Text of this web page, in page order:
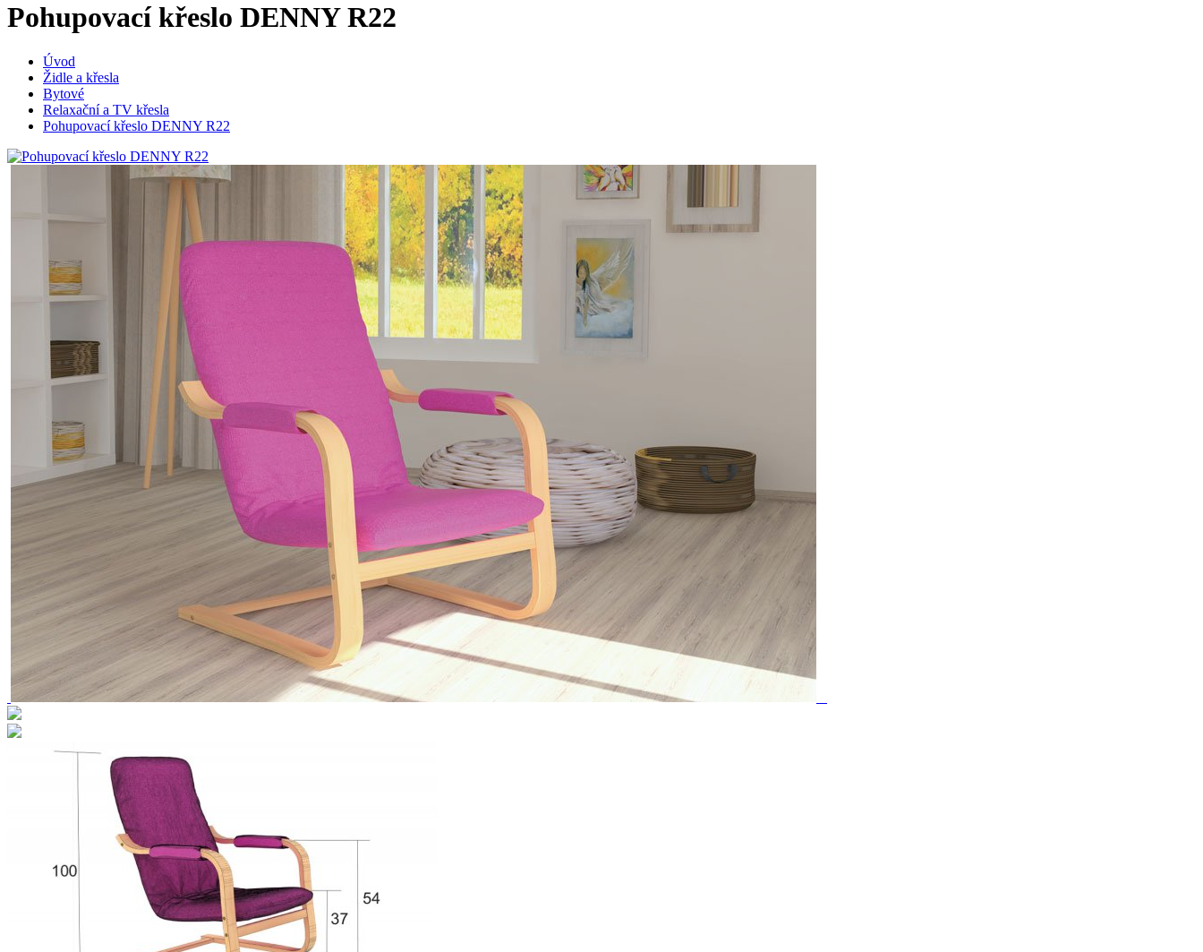
Pohupovací křeslo DENNY R22
Úvod
Židle a křesla
Bytové
Relaxační a TV křesla
Pohupovací křeslo DENNY R22